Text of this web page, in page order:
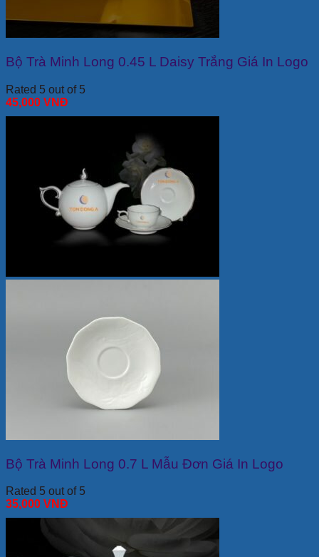
Bộ Trà Minh Long 0.45 L Daisy Trắng Giá In Logo
Rated 5 out of 5
45,000 VNĐ
Bộ Trà Minh Long 0.7 L Mẫu Đơn Giá In Logo
Rated 5 out of 5
35,000 VNĐ